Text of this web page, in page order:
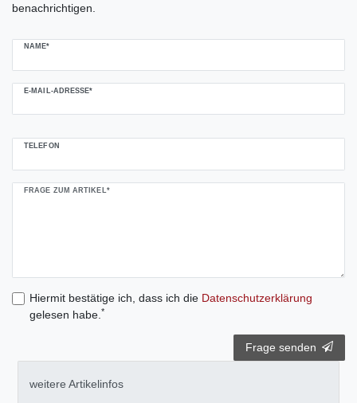
benachrichtigen.
NAME*
E-MAIL-ADRESSE*
TELEFON
FRAGE ZUM ARTIKEL*
Hiermit bestätige ich, dass ich die Daten­schutz­erklärung
gelesen habe. *
Frage senden
weitere Artikelinfos